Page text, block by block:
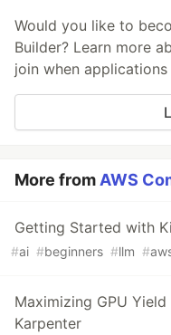
Would you like to
Builder? Learn more
join when
More fromAWS
Getting Started with
#ai #beginners #llm #
Maximizing GPU Yield
Karpenter